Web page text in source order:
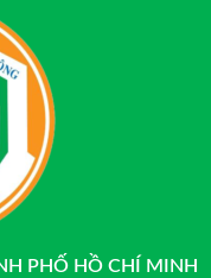
PHỐ HỒ CHÍ MINH